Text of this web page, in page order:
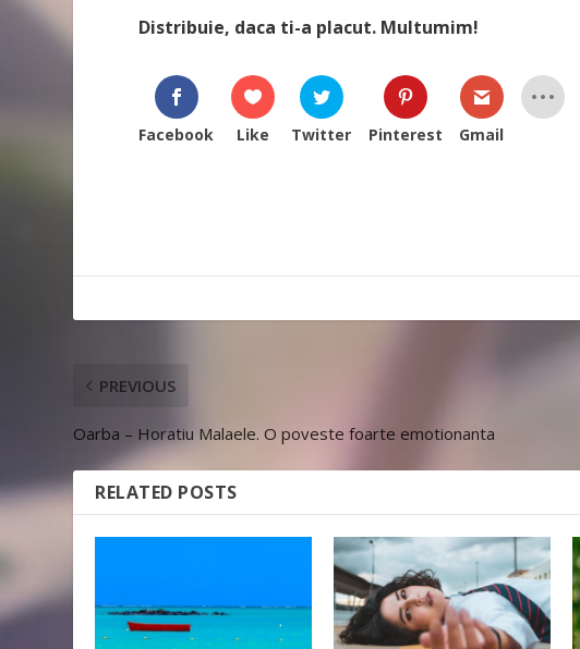
Distribuie, daca ti-a placut. Multumim!
Facebook Like Twitter Pinterest Gmail
PREVIOUS
Oarba – Horatiu Malaele. O poveste foarte emotionanta
RELATED POSTS